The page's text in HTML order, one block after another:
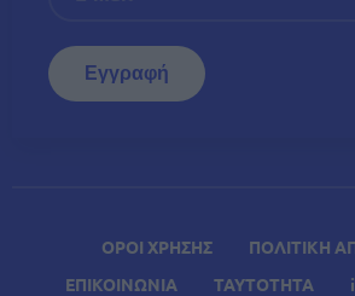
ΟΡΟΙ ΧΡΗΣΗΣ
ΠΟΛΙΤΙΚΗ
ΕΠΙΚΟΙΝΩΝΙΑ
ΤΑΥΤΟΤΗΤΑ